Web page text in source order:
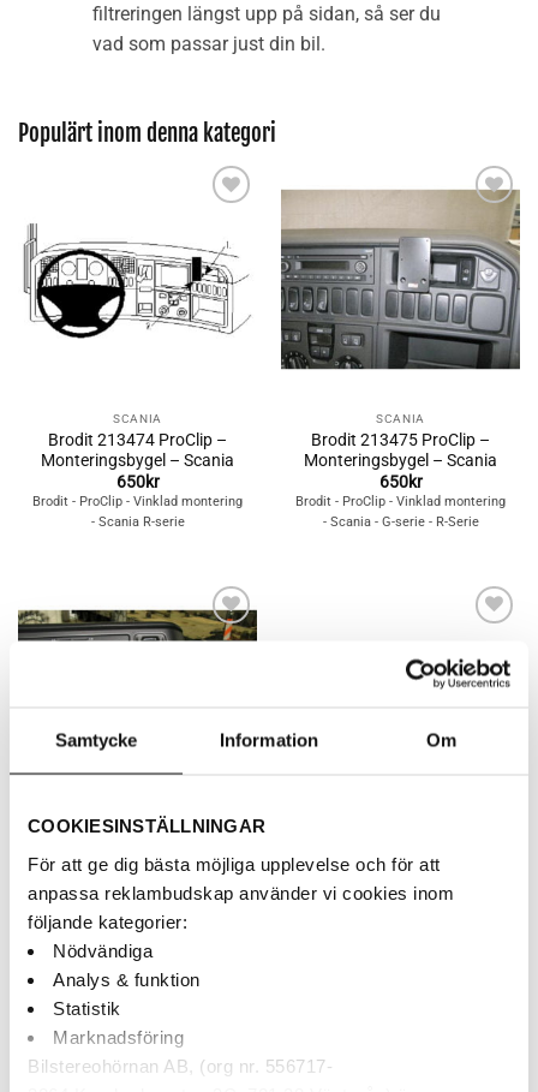
Samtycke Information Om
COOKIESINSTÄLLNINGAR
För att ge dig bästa möjliga upplevelse och för att
anpassa reklambudskap använder vi cookies inom
följande kategorier:
Nödvändiga
Analys & funktion
Statistik
Marknadsföring
Bilstereohörnan AB, (org nr. 556717-
filtreringen längst upp på sidan, så ser du
vad som passar just din bil.
Populärt inom denna kategori
önskelistan
SCANIA
Brodit 213474 ProClip –
Monteringsbygel – Scania
650kr
Brodit - ProClip - Vinklad montering
- Scania R-serie
Lägg till i
önskelistan
SCANIA
Brodit 213475 ProClip –
Monteringsbygel – Scania
650kr
Brodit - ProClip - Vinklad montering
- Scania - G-serie - R-Serie
Brodit 213526 ProClip –
Monteringsbygel – Scania
795kr
Brodit - ProClip - Vinklad montering
- Scania - R-serie - S-Serie 17-
önskelistan
Brodit 853673 ProClip –
250 kr
Lägg till i